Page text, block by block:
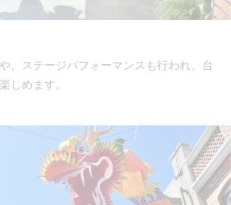
、ステージパフォーマンスも行われ、台
しめます。